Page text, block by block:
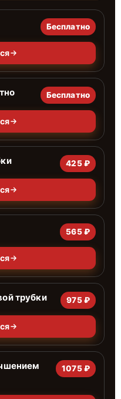
Бесплатно
Бесплатно
425 ₽
565 ₽
трубки 975 ₽
1075 ₽